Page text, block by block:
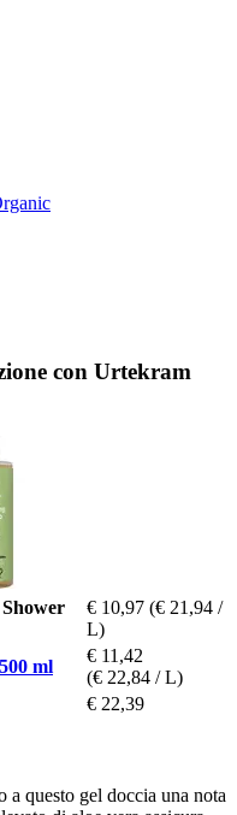
con Urtekram
€ 10,97 (€ 21,94 /
L)
ml
€ 11,42
(€ 22,84 / L)
€ 22,39
a questo gel doccia una nota